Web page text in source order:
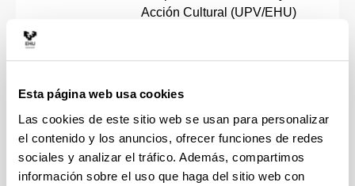
Esta página web usa cookies
Las cookies de este sitio web se usan para personalizar
el contenido y los anuncios, ofrecer funciones de redes
sociales y analizar el tráfico. Además, compartimos
información sobre el uso que haga del sitio web con
Acción Cultural (UPV/EHU)
Participantes
Aitor Basañez,Gaizka
Insunza, Ibon Aranburu, Mª
Isabel Plaza, Mª Soledad